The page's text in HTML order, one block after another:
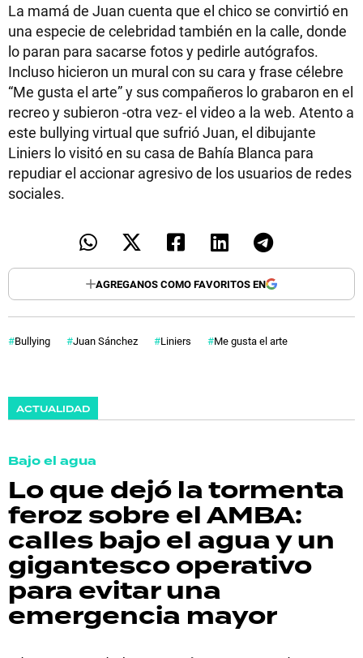
La mamá de Juan cuenta que el chico se convirtió en
una especie de celebridad también en la calle, donde
lo paran para sacarse fotos y pedirle autógrafos.
Incluso hicieron un mural con su cara y frase célebre
“Me gusta el arte” y sus compañeros lo grabaron en el
recreo y subieron -otra vez- el video a la web. Atento a
este bullying virtual que sufrió Juan, el dibujante
Liniers lo visitó en su casa de Bahía Blanca para
repudiar el accionar agresivo de los usuarios de redes
sociales.
AGREGANOS COMO FAVORITOS EN
Bullying Juan Sánchez Liniers Me gusta el arte
ACTUALIDAD
Bajo el agua
Lo que dejó la tormenta
feroz sobre el AMBA:
calles bajo el agua y un
gigantesco operativo
para evitar una
emergencia mayor